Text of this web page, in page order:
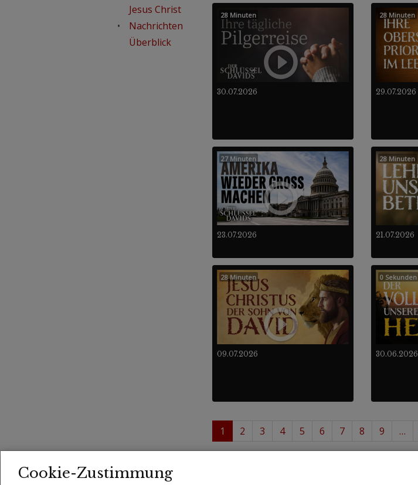
Jesus Christ
Nachrichten
Überblick
30.07.2026
28 Minuten
29.07.2026
28 Minuten
23.07.2026
27 Minuten
21.07.2026
28 Minuten
09.07.2026
28 Minuten
30.06.2026
0 Sekunden
1 2 3 4 5 6 7 8 9 …
Cookie-Zustimmung